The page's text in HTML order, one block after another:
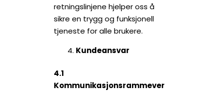
retningslinjene hjelper oss å
sikre en trygg og funksjonell
tjeneste for alle brukere.
Kundeansvar
4.1
Kommunikasjonsrammever